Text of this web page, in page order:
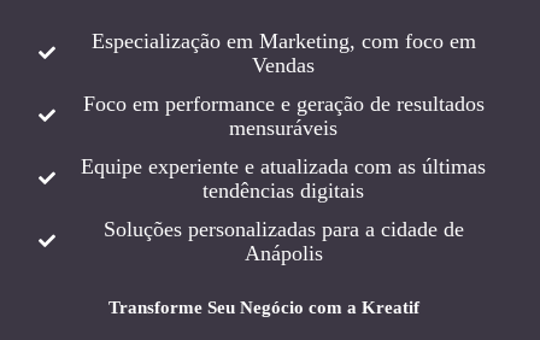
Especialização em Marketing, com foco em
Vendas
Foco em performance e geração de resultados
mensuráveis
Equipe experiente e atualizada com as últimas
tendências digitais
Soluções personalizadas para a cidade de
Anápolis
Transforme Seu Negócio com a Kreatif